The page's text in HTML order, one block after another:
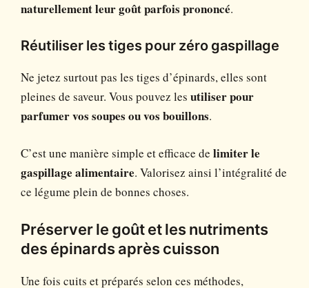
naturellement leur goût parfois prononcé.
Réutiliser les tiges pour zéro gaspillage
Ne jetez surtout pas les tiges d’épinards, elles sont
pleines de saveur. Vous pouvez les utiliser pour
parfumer vos soupes ou vos bouillons.
C’est une manière simple et efficace de limiter le
gaspillage alimentaire. Valorisez ainsi l’intégralité de
ce légume plein de bonnes choses.
Préserver le goût et les nutriments
des épinards après cuisson
Une fois cuits et préparés selon ces méthodes,